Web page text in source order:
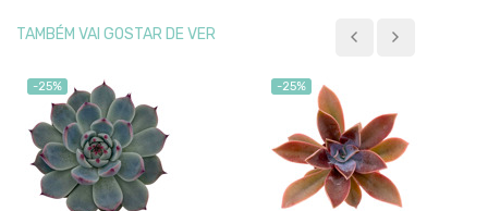
TAMBÉM VAI GOSTAR DE VER
-25% -25%